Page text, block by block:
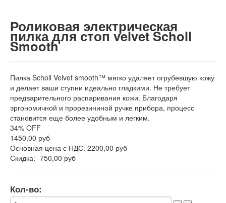
Роликовая электрическая
пилка для стоп velvet Scholl
Smooth
Пилка Scholl Velvet smooth™ мягко удаляет огрубевшую кожу
и делает ваши ступни идеально гладкими. Не требует
предварительного распаривания кожи. Благодаря
эргономичной и прорезининой ручке прибора, процесс
становится еще более удобным и легким.
34% OFF
1450,00 руб
Основная цена с НДС: 2200,00 руб
Скидка: -750,00 руб
Кол-во: